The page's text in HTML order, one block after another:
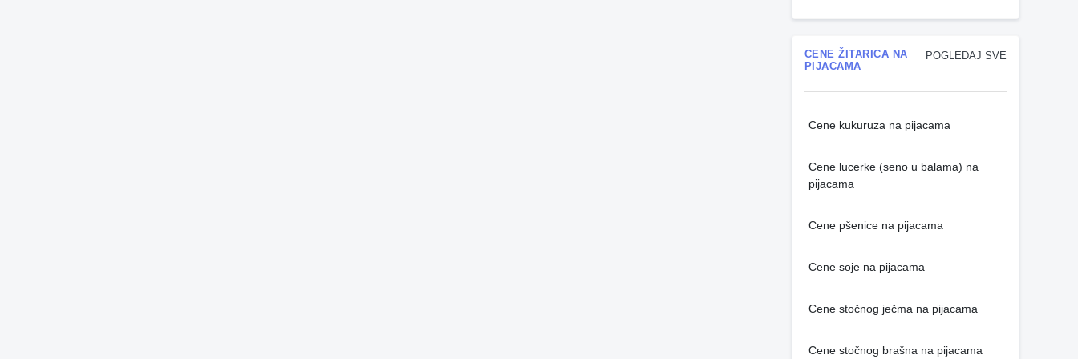
POGLEDAJ SVE
CENE ŽITARICA NA
PIJACAMA
Cene kukuruza na pijacama
Cene lucerke (seno u balama) na
pijacama
Cene pšenice na pijacama
Cene soje na pijacama
Cene stočnog ječma na pijacama
Cene stočnog brašna na pijacama